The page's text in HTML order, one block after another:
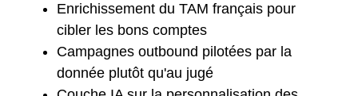
Enrichissement du TAM français pour
cibler les bons comptes
Campagnes outbound pilotées par la
donnée plutôt qu'au jugé